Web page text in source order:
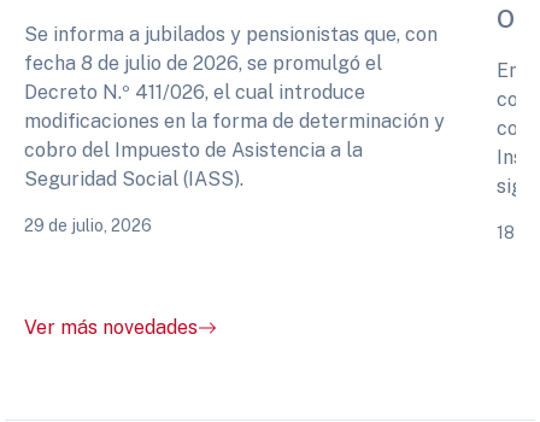
Se informa a jubilados y pensionistas que, con
fecha 8 de julio de 2026, se promulgó el
Decreto N.º 411/026, el cual introduce
modificaciones en la forma de determinación y
cobro del Impuesto de Asistencia a la
Seguridad Social (IASS).
29 de julio, 2026
En
18
Ver más novedades